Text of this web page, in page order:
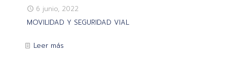
6 junio, 2022
MOVILIDAD Y SEGURIDAD VIAL
Leer más